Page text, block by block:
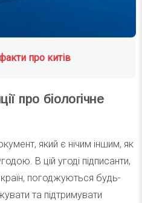
про китів
про біологічне
який є нічим іншим, як
В цій угоді підписанти,
погоджуються будь-
та підтримувати